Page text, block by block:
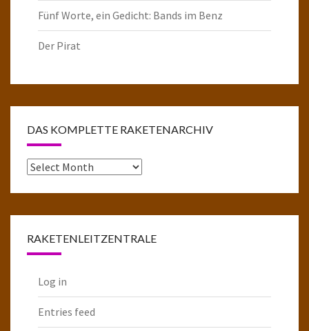
Fünf Worte, ein Gedicht: Bands im Benz
Der Pirat
DAS KOMPLETTE RAKETENARCHIV
Das
RAKETENLEITZENTRALE
Log in
Entries feed